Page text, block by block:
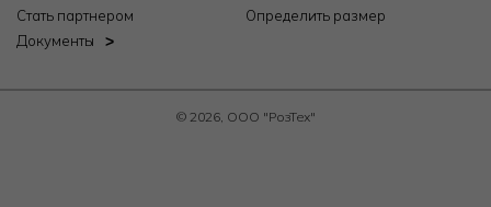
Стать партнером
Документы
Определить размер
© 2026, ООО "РозТех"